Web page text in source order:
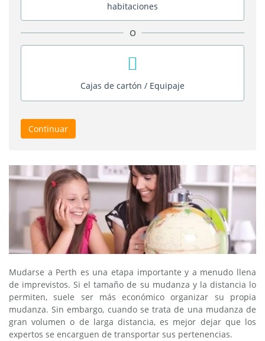
habitaciones
O
Cajas de cartón / Equipaje
Continuar
Mudarse a Perth es una etapa importante y a menudo llena
de imprevistos. Si el tamaño de su mudanza y la distancia lo
permiten, suele ser más económico organizar su propia
mudanza. Sin embargo, cuando se trata de una mudanza de
gran volumen o de larga distancia, es mejor dejar que los
expertos se encarguen de transportar sus pertenencias.